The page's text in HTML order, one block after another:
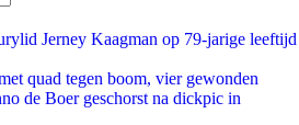
Jerney Kaagman op 79-jarige leeftijd
quad tegen boom, vier gewonden
de Boer geschorst na dickpic in